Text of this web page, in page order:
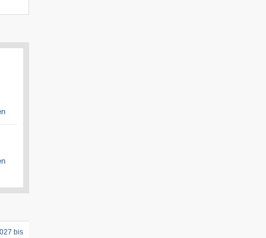
bis